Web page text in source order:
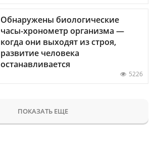
Обнаружены биологические
часы-хронометр организма —
когда они выходят из строя,
развитие человека
останавливается
5226
ПОКАЗАТЬ ЕЩЕ